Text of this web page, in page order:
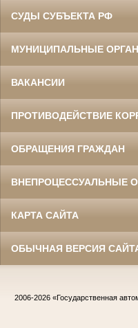
СУДЫ СУБЪЕКТА РФ
МУНИЦИПАЛЬНЫЕ
ВАКАНСИИ
ПРОТИВОДЕЙСТВИЕ
ОБРАЩЕНИЯ ГРАЖДАН
ВНЕПРОЦЕССУАЛЬНЫЕ
КАРТА САЙТА
ОБЫЧНАЯ ВЕРСИЯ
2006-2026 «Государственная